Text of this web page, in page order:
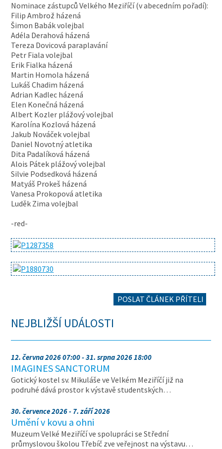
Nominace zástupců Velkého Meziříčí (v abecedním pořadí):
Filip Ambrož házená
Šimon Babák volejbal
Adéla Derahová házená
Tereza Dovicová paraplavání
Petr Fiala volejbal
Erik Fialka házená
Martin Homola házená
Lukáš Chadim házená
Adrian Kadlec házená
Elen Konečná házená
Albert Kozler plážový volejbal
Karolína Kozlová házená
Jakub Nováček volejbal
Daniel Novotný atletika
Dita Padalíková házená
Alois Pátek plážový volejbal
Silvie Podsedková házená
Matyáš Prokeš házená
Vanesa Prokopová atletika
Luděk Zima volejbal
-red-
POSLAT ČLÁNEK PŘÍTELI
NEJBLIŽŠÍ UDÁLOSTI
12. června 2026 07:00 - 31. srpna 2026 18:00
IMAGINES SANCTORUM
Gotický kostel sv. Mikuláše ve Velkém Meziříčí již na
podruhé dává prostor k výstavě studentských…
30. července 2026 - 7. září 2026
Umění v kovu a ohni
Muzeum Velké Meziříčí ve spolupráci se Střední
průmyslovou školou Třebíč zve veřejnost na výstavu…